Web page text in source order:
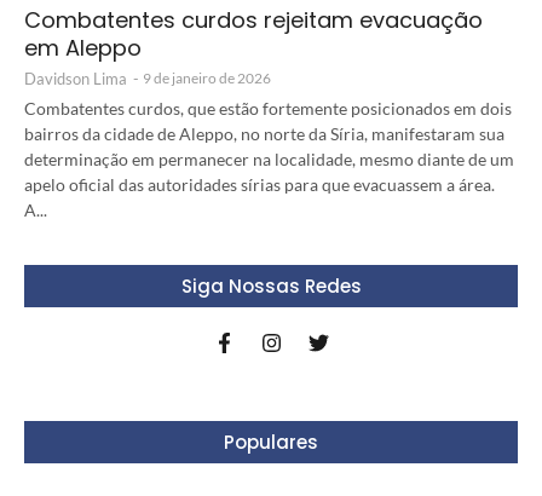
Combatentes curdos rejeitam evacuação
em Aleppo
Davidson Lima - 9 de janeiro de 2026
Combatentes curdos, que estão fortemente posicionados em dois
bairros da cidade de Aleppo, no norte da Síria, manifestaram sua
determinação em permanecer na localidade, mesmo diante de um
apelo oficial das autoridades sírias para que evacuassem a área.
A...
Siga Nossas Redes
Populares